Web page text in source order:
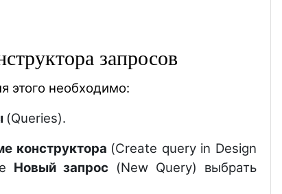
запросов
этого необходимо:
(Queries).
конструктора (Create query in Design
Новый запрос (New Query) выбрать